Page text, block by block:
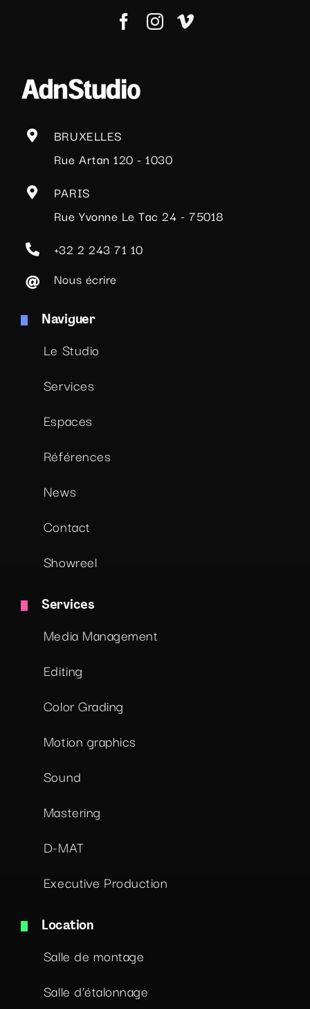
BRUXELLES
Rue Artan 120 - 1030
PARIS
Rue Yvonne Le Tac 24 - 75018
+32 2 243 71 10
Nous écrire
Naviguer
Le Studio
Services
Espaces
Références
News
Contact
Showreel
Services
Media Management
Editing
Color Grading
Motion graphics
Sound
Mastering
D-MAT
Executive Production
Location
Salle de montage
Salle d’étalonnage